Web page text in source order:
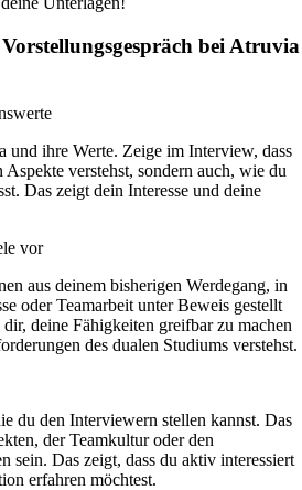
bei Atruvia
und ihre Werte. Zeige im Interview, dass
verstehst, sondern auch, wie du
Das zeigt dein Interesse und deine
vor
aus deinem bisherigen Werdegang, in
oder Teamarbeit unter Beweis gestellt
deine Fähigkeiten greifbar zu machen
des dualen Studiums verstehst.
du den Interviewern stellen kannst. Das
der Teamkultur oder den
sein. Das zeigt, dass du aktiv interessiert
erfahren möchtest.